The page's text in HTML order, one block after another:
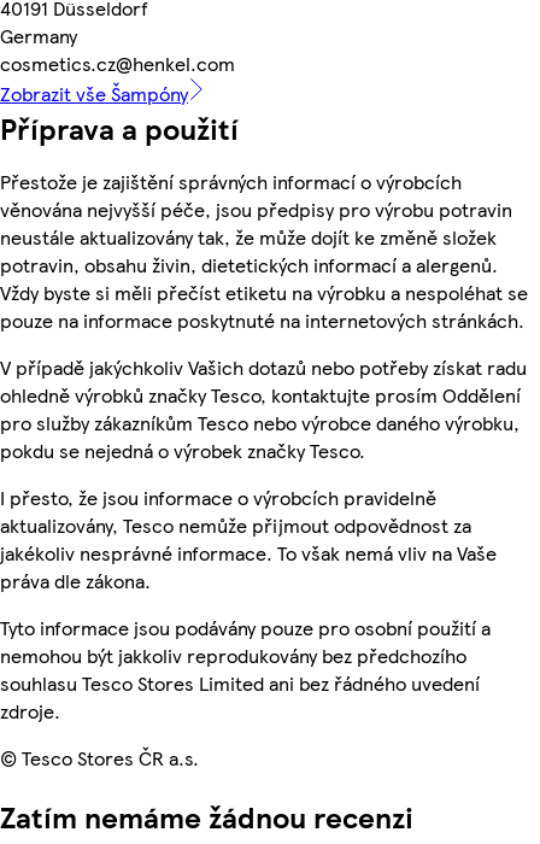
40191 Düsseldorf
Germany
cosmetics.cz@henkel.com
Zobrazit vše Šampóny
Příprava a použití
Přestože je zajištění správných informací o výrobcích
věnována nejvyšší péče, jsou předpisy pro výrobu potravin
neustále aktualizovány tak, že může dojít ke změně složek
potravin, obsahu živin, dietetických informací a alergenů.
Vždy byste si měli přečíst etiketu na výrobku a nespoléhat se
pouze na informace poskytnuté na internetových stránkách.
V případě jakýchkoliv Vašich dotazů nebo potřeby získat radu
ohledně výrobků značky Tesco, kontaktujte prosím Oddělení
pro služby zákazníkům Tesco nebo výrobce daného výrobku,
pokdu se nejedná o výrobek značky Tesco.
I přesto, že jsou informace o výrobcích pravidelně
aktualizovány, Tesco nemůže přijmout odpovědnost za
jakékoliv nesprávné informace. To však nemá vliv na Vaše
práva dle zákona.
Tyto informace jsou podávány pouze pro osobní použití a
nemohou být jakkoliv reprodukovány bez předchozího
souhlasu Tesco Stores Limited ani bez řádného uvedení
zdroje.
© Tesco Stores ČR a.s.
Zatím nemáme žádnou recenzi